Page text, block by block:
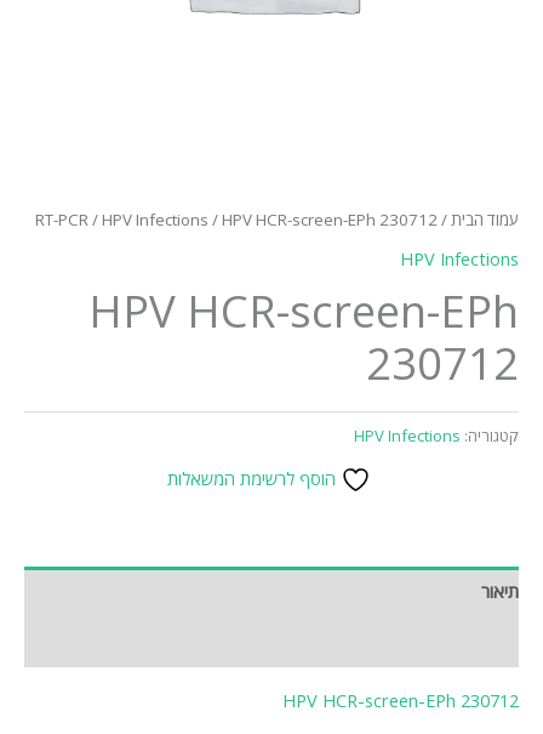
עמוד הבית/
RT-PCR/ HPV Infections / HPV HCR-screen-EPh 230712
HPV Infections
HPV HCR-screen-EPh
230712
קטגוריה: HPV Infections
הוסף לרשימת המשאלות
תיאור
HPV HCR-screen-EPh 230712